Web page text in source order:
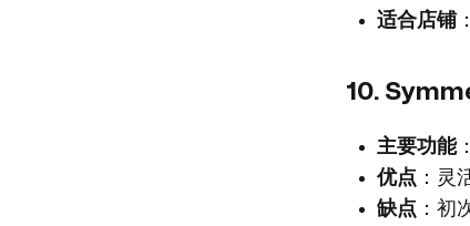
适合店铺
10.
主要功能
优点 ：灵
缺点 ：初